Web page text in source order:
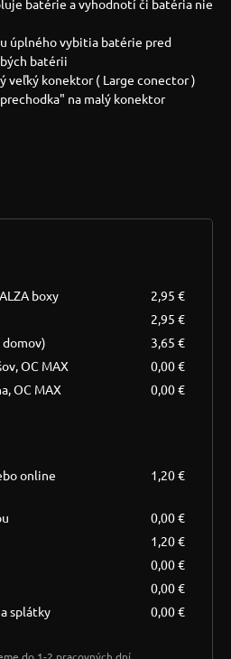
batérie a vyhodnotí či batéria nie
úplného vybitia batérie pred
batérii
veľký konektor ( Large conector )
na malý konektor
boxy
2,95 €
2,95 €
3,65 €
OC MAX
0,00 €
OC MAX
0,00 €
online
1,20 €
0,00 €
1,20 €
0,00 €
0,00 €
splátky
0,00 €